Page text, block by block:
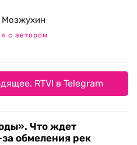
Мозжухин
с автором
RTVI в Telegram
Что ждет
обмеления рек